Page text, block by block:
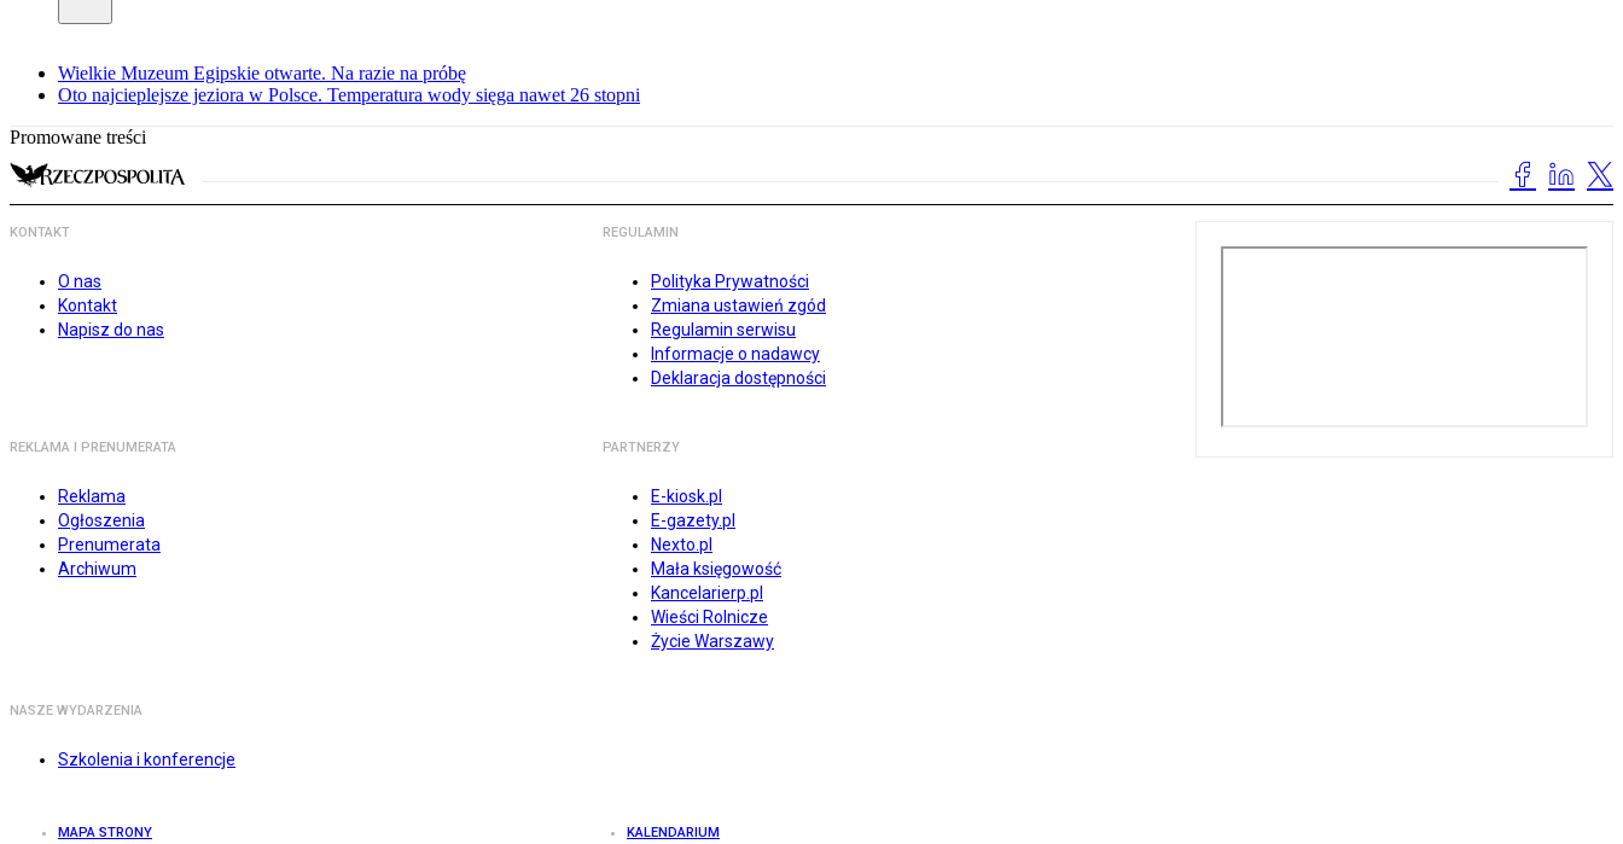
Wielkie Muzeum Egipskie otwarte. Na razie na próbę
Oto najcieplejsze jeziora w Polsce. Temperatura wody sięga nawet 26 stopni
Promowane treści
KONTAKT
O nas
Kontakt
Napisz do nas
REGULAMIN
Polityka Prywatności
Zmiana ustawień zgód
Regulamin serwisu
Informacje o nadawcy
Deklaracja dostępności
REKLAMA I PRENUMERATA
Reklama
Ogłoszenia
Prenumerata
Archiwum
PARTNERZY
E-kiosk.pl
E-gazety.pl
Nexto.pl
Mała księgowość
Kancelarierp.pl
Wieści Rolnicze
Życie Warszawy
NASZE WYDARZENIA
Szkolenia i konferencje
MAPA STRONY KALENDARIUM